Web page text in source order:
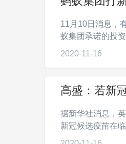
11月10日消息，
蚁集团承诺的投
2020-11-16
高盛：若新
据新华社消息，
新冠候选疫苗在